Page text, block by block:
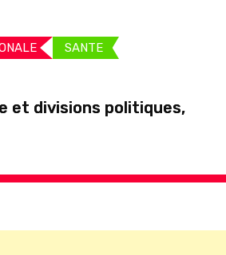
SANTE
et divisions politiques,